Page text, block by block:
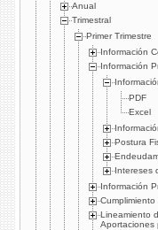
Anual
Trimestral
Primer Trimestre
Información
Información
PDF
Excel
Postura
Intereses
Información
Lineamiento
Aportaciones